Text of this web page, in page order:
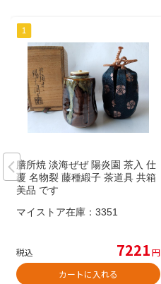
膳所焼 淡海ぜぜ 陽炎園 茶入 仕
覆 名物裂 藤種緞子 茶道具 共箱
美品 です
マイストア在庫： 3351
税込 7221円
カートに入れる